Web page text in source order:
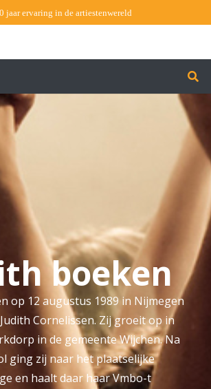
jaar ervaring in de artiestenwereld
boeken
op 12 augustus 1989 in Nijmegen
Cornelissen. Zij groeit op in
in de gemeente Wijchen. Na
ging zij naar het plaatselijke
en haalt daar haar Vmbo-t